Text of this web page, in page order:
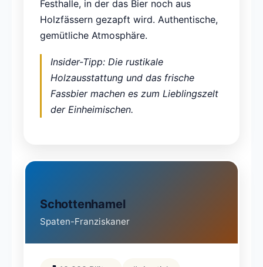
Festhalle, in der das Bier noch aus
Holzfässern gezapft wird. Authentische,
gemütliche Atmosphäre.
Insider-Tipp: Die rustikale
Holzausstattung und das frische
Fassbier machen es zum Lieblingszelt
der Einheimischen.
Schottenhamel
Spaten-Franziskaner